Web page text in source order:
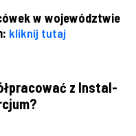
w województwie
kliknij tutaj
z Instal-